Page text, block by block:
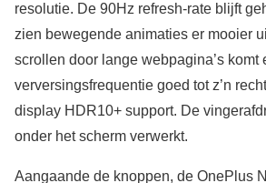
resolutie. De 90Hz refresh-rate blijft
zien bewegende animaties er mooier
scrollen door lange webpagina’s komt
verversingsfrequentie goed tot z’n
display HDR10+ support. De
onder het scherm verwerkt.
Aangaande de knoppen, de OnePlus